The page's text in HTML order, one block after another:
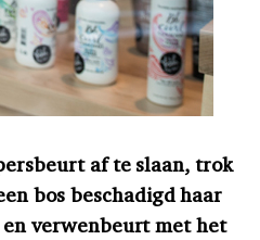
af te slaan, trok
bos beschadigd haar
verwenbeurt met het